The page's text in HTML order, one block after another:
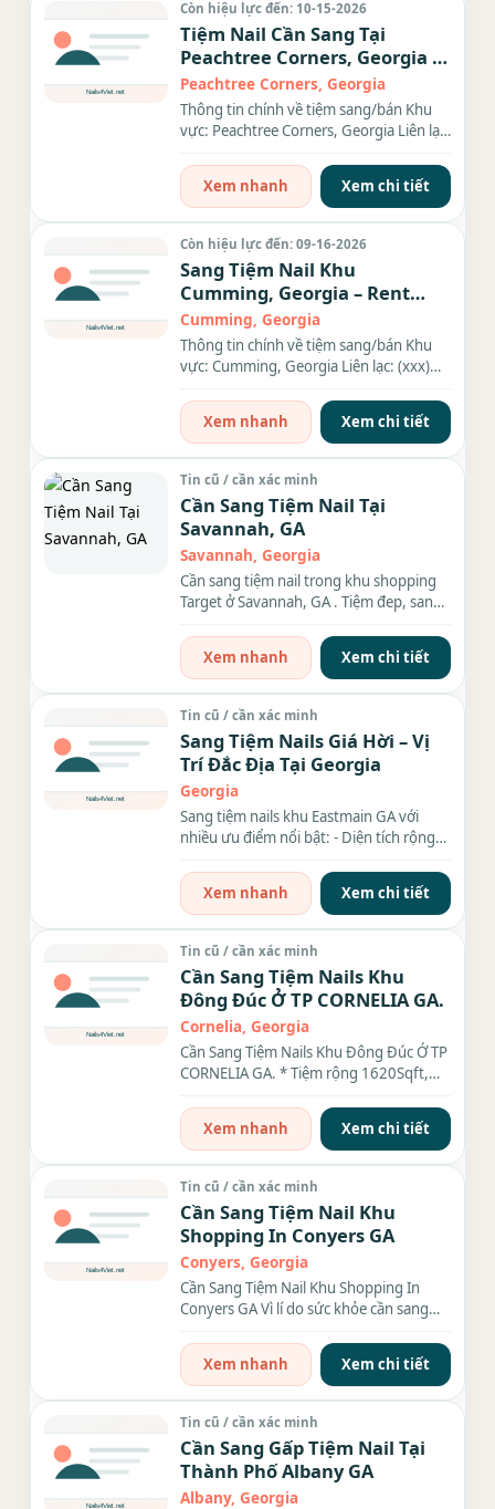
Còn hiệu lực đến: 10-15-2026
Tiệm Nail Cần Sang Tại
Peachtree Corners, Georgia –
Giá $120,000
Peachtree Corners, Georgia
Thông tin chính về tiệm sang/bán Khu
vực: Peachtree Corners, Georgia Liên lạc:
Xem nhanh
Xem chi tiết
Còn hiệu lực đến: 09-16-2026
Sang Tiệm Nail Khu
Cumming, Georgia – Rent
$3,400/tháng
Cumming, Georgia
Thông tin chính về tiệm sang/bán Khu
vực: Cumming, Georgia Liên lạc: (xxx)
Xem nhanh
Xem chi tiết
Tin cũ / cần xác minh
Cần Sang Tiệm Nail Tại
Savannah, GA
Savannah, Georgia
Cần sang tiệm nail trong khu shopping
Target ở Savannah, GA . Tiệm đep, sang
Xem nhanh
Xem chi tiết
Tin cũ / cần xác minh
Sang Tiệm Nails Giá Hời – Vị
Trí Đắc Địa Tại Georgia
Georgia
Sang tiệm nails khu Eastmain GA với
nhiều ưu điểm nổi bật: - Diện tích rộng
Xem nhanh
Xem chi tiết
Tin cũ / cần xác minh
Cần Sang Tiệm Nails Khu
Đông Đúc Ở TP CORNELIA GA.
Cornelia, Georgia
Cần Sang Tiệm Nails Khu Đông Đúc Ở TP
CORNELIA GA. * Tiệm rộng 1620Sqft,
Xem nhanh
Xem chi tiết
Tin cũ / cần xác minh
Cần Sang Tiệm Nail Khu
Shopping In Conyers GA
Conyers, Georgia
Cần Sang Tiệm Nail Khu Shopping In
Conyers GA Vì lí do sức khỏe cần sang
Xem nhanh
Xem chi tiết
Tin cũ / cần xác minh
Cần Sang Gấp Tiệm Nail Tại
Thành Phố Albany GA
Albany, Georgia